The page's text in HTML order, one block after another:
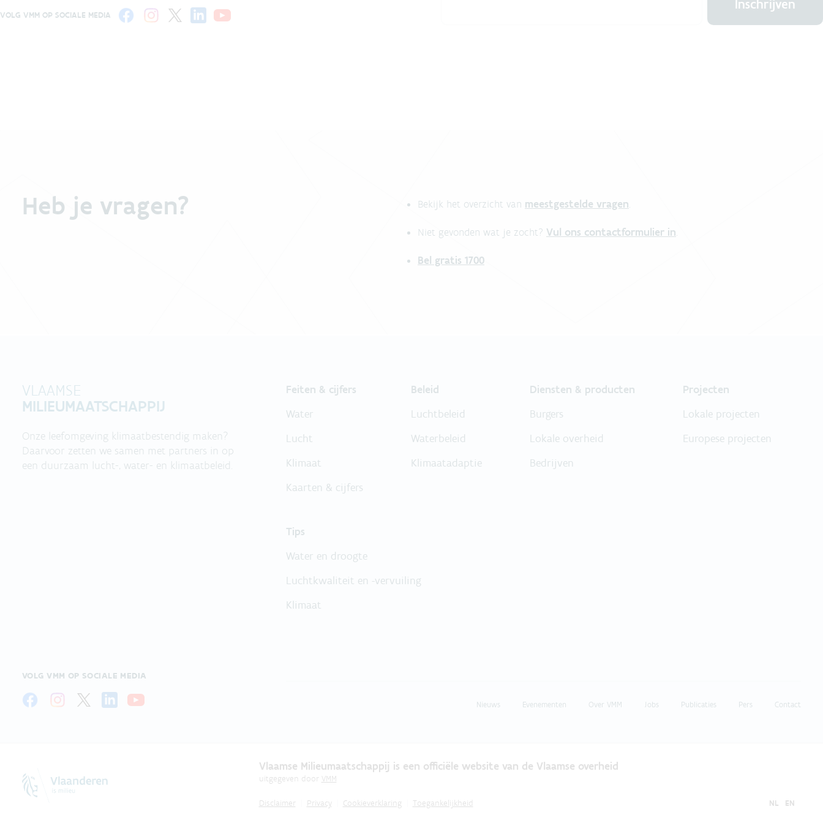
VOLG VMM OP SOCIALE MEDIA
Inschrijven
Heb je vragen? Bekijk het overzicht van meestgestelde vragen.
Niet gevonden wat je zocht? Vul ons contactformulier in.
Bel gratis 1700
VLAAMSE
MILIEUMAATSCHAPPIJ
Onze leefomgeving klimaatbestendig maken?
Daarvoor zetten we samen met partners in op
een duurzaam lucht-, water- en klimaatbeleid.
VOLG VMM OP SOCIALE MEDIA
Feiten & cijfers
Water
Lucht
Klimaat
Kaarten & cijfers
Beleid
Luchtbeleid
Waterbeleid
Klimaatadaptie
Diensten & producten
Burgers
Lokale overheid
Bedrijven
Projecten
Lokale projecten
Europese projecten
Tips
Water en droogte
Luchtkwaliteit en -vervuiling
Klimaat
Nieuws Evenementen Over VMM Jobs Publicaties Pers Contact
Vlaamse Milieumaatschappij is een officiële website van de Vlaamse overheid
uitgegeven door VMM
Disclaimer Privacy Cookieverklaring Toegankelijkheid NL EN